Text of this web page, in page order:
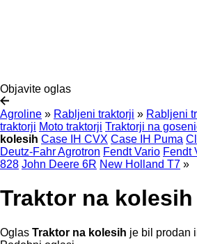
Objavite oglas
Agroline » Rabljeni traktorji » Rabljeni
traktorji Moto traktorji Traktorji na
kolesih Case IH CVX Case IH Puma
Deutz-Fahr Agrotron Fendt Vario Fendt
828 John Deere 6R New Holland T7 »
Traktor na kolesih
Oglas Traktor na kolesih je bil prodan